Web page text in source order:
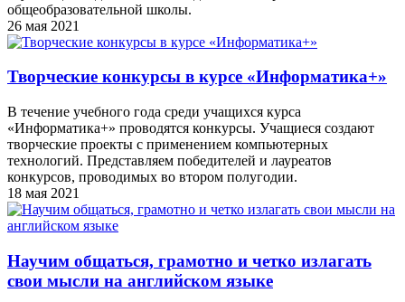
общеобразовательной школы.
26 мая 2021
Творческие конкурсы в курсе «Информатика+»
В течение учебного года среди учащихся курса
«Информатика+» проводятся конкурсы. Учащиеся создают
творческие проекты с применением компьютерных
технологий. Представляем победителей и лауреатов
конкурсов, проводимых во втором полугодии.
18 мая 2021
Научим общаться, грамотно и четко излагать
свои мысли на английском языке